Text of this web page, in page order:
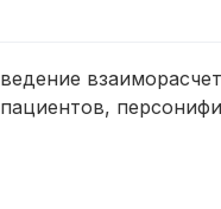
ведение
пациентов,